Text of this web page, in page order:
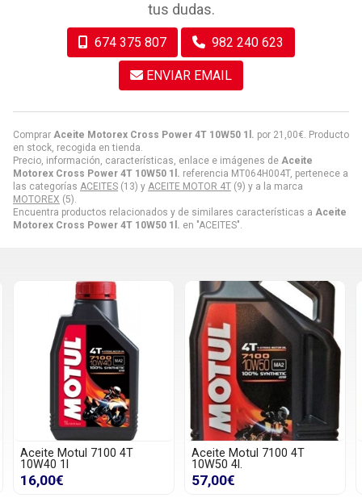
Comprar Aceite Motorex Cross Power 4T 10W50 1l. por 21,00€ . Producto
en stock, recogida en tienda.
Precio, información, características, enlace e imágenes de Aceite
Motorex Cross Power 4T 10W50 1l. referencia MT064H004T, pertenece a
las categorías ACEITES (13) y ACEITE MOTOR 4T (9) y a la marca
MOTOREX (5).
Encuentra productos relacionados y de similares características a Aceite
Motorex Cross Power 4T 10W50 1l. en "ACEITES".
tus dudas.
674 375 807 982 240 623
ENVIAR EMAIL
Aceite Motul 7100 4T
10W50 4l.
57,00€
Aceite Motul 7100 4T
10W60 4l.
60,00€